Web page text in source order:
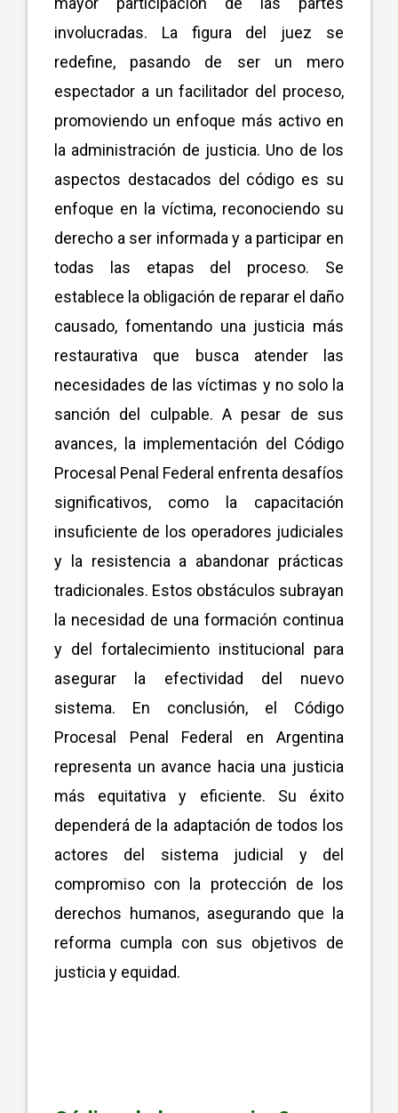
involucradas. La figura del juez se
redefine, pasando de ser un mero
espectador a un facilitador del proceso,
promoviendo un enfoque más activo en
la administración de justicia. Uno de los
aspectos destacados del código es su
enfoque en la víctima, reconociendo su
derecho a ser informada y a participar en
todas las etapas del proceso. Se
establece la obligación de reparar el daño
causado, fomentando una justicia más
restaurativa que busca atender las
necesidades de las víctimas y no solo la
sanción del culpable. A pesar de sus
avances, la implementación del Código
Procesal Penal Federal enfrenta desafíos
significativos, como la capacitación
insuficiente de los operadores judiciales
y la resistencia a abandonar prácticas
tradicionales. Estos obstáculos subrayan
la necesidad de una formación continua
y del fortalecimiento institucional para
asegurar la efectividad del nuevo
sistema. En conclusión, el Código
Procesal Penal Federal en Argentina
representa un avance hacia una justicia
más equitativa y eficiente. Su éxito
dependerá de la adaptación de todos los
actores del sistema judicial y del
compromiso con la protección de los
derechos humanos, asegurando que la
reforma cumpla con sus objetivos de
justicia y equidad.